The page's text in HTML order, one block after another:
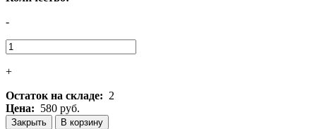
-
+
Остаток на складе: 2
Цена: 580 руб.
Закрыть В корзину